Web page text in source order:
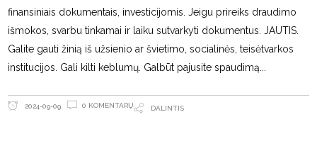
finansiniais dokumentais, investicijomis. Jeigu prireiks draudimo
išmokos, svarbu tinkamai ir laiku sutvarkyti dokumentus. JAUTIS.
Galite gauti žinią iš užsienio ar švietimo, socialinės, teisėtvarkos
institucijos. Gali kilti keblumų. Galbūt pajusite spaudimą
2024-09-09 0 KOMENTARŲ DALINTIS